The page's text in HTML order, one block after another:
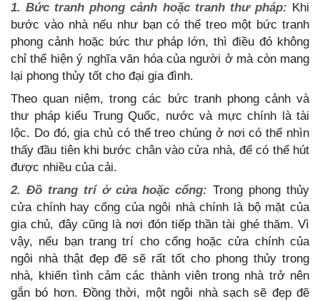
1. Bức tranh phong cảnh hoặc tranh thư pháp: Khi
bước vào nhà nếu như bạn có thể treo một bức tranh
phong cảnh hoặc bức thư pháp lớn, thì điều đó không
chỉ thể hiện ý nghĩa văn hóa của người ở mà còn mang
lại phong thủy tốt cho đại gia đình.
Theo quan niệm, trong các bức tranh phong cảnh và
thư pháp kiểu Trung Quốc, nước và mực chính là tài
lộc. Do đó, gia chủ có thể treo chúng ở nơi có thể nhìn
thấy đầu tiên khi bước chân vào cửa nhà, để có thể hút
được nhiều của cải.
2. Đồ trang trí ở cửa hoặc cổng: Trong phong thủy
cửa chính hay cổng của ngôi nhà chính là bộ mặt của
gia chủ, đây cũng là nơi đón tiếp thần tài ghé thăm. Vì
vậy, nếu bạn trang trí cho cổng hoặc cửa chính của
ngôi nhà thật đẹp đẽ sẽ rất tốt cho phong thủy trong
nhà, khiến tình cảm các thành viên trong nhà trở nên
gắn bó hơn. Đồng thời, một ngôi nhà sạch sẽ đẹp đẽ